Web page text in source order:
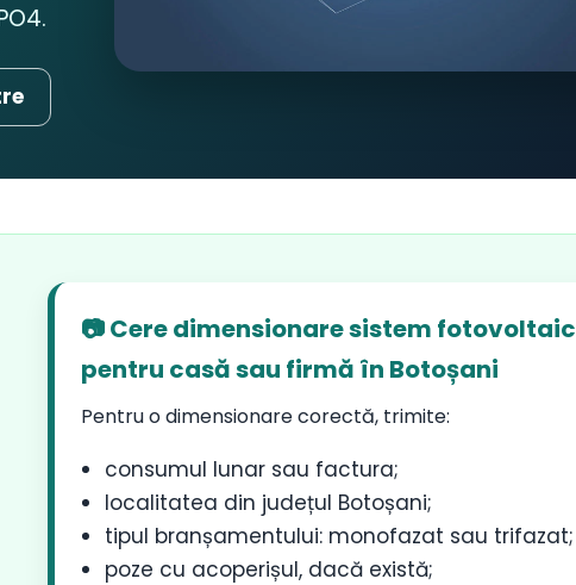
📷 Cere dimensionare sistem fotovoltaic
pentru casă sau firmă în Botoșani
Pentru o dimensionare corectă, trimite:
consumul lunar sau factura;
localitatea din județul Botoșani;
tipul branșamentului: monofazat sau trifazat;
poze cu acoperișul, dacă există;